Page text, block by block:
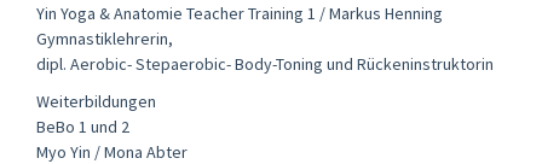
Yin Yoga & Anatomie Teacher Training 1 / Markus Henning
Gymnastiklehrerin,
dipl. Aerobic- Stepaerobic- Body-Toning und Rückeninstruktorin
Weiterbildungen
BeBo 1 und 2
Myo Yin / Mona Abter